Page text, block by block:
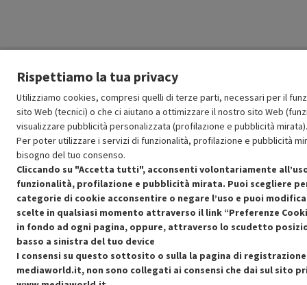
Rispettiamo la tua privacy
Utilizziamo cookies, compresi quelli di terze parti, necessari per il
sito Web (tecnici) o che ci aiutano a ottimizzare il nostro sito Web
visualizzare pubblicità personalizzata (profilazione e pubblicità mirata).
Per poter utilizzare i servizi di funzionalità, profilazione e pubblicità
bisogno del tuo consenso.
Cliccando su "Accetta tutti", acconsenti volontariamente
funzionalità, profilazione e pubblicità mirata. Puoi scegliere
categorie di cookie acconsentire o negare l’uso e puoi
scelte in qualsiasi momento attraverso il link “Preferenze
in fondo ad ogni pagina, oppure, attraverso lo scudetto
basso a sinistra del tuo device
I consensi su questo sottosito o sulla la pagina di registrazione
mediaworld.it, non sono collegati ai consensi che dai sul sito